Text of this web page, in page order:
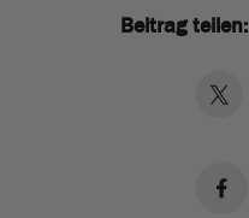
Beitrag teilen: